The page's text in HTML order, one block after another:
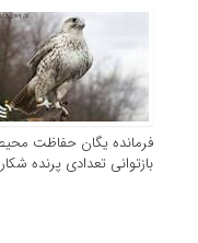
فرمانده یگان حفاظت
بازتوانی تعدادی پرنده